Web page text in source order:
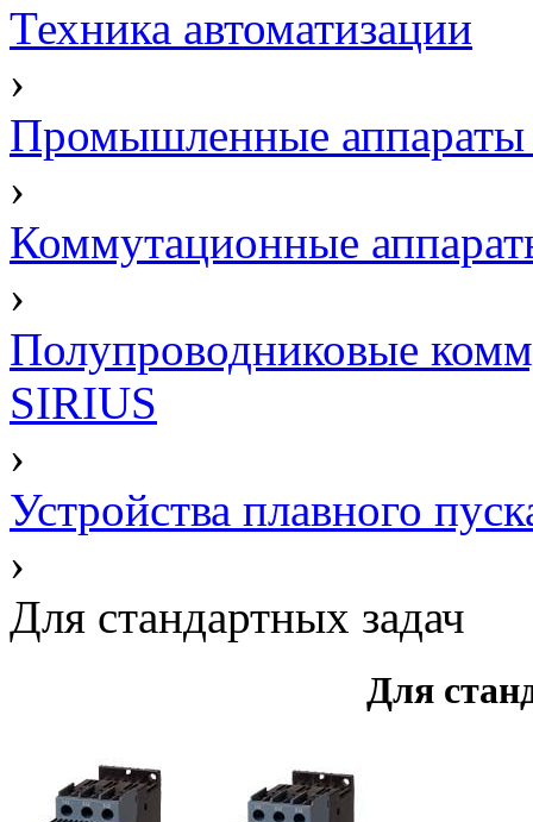
Техника автоматизации
›
Промышленные аппараты
›
Коммутационные
›
Полупроводниковые
SIRIUS
›
Устройства плавного
›
Для стандартных задач
Для